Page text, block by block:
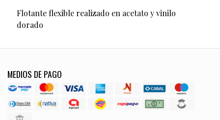
Flotante flexible realizado en acetato y vinilo
dorado
MEDIOS DE PAGO